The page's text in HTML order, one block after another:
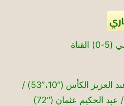
أهداف الأولمبي : أحمد عبد العزيز الكأس (“10،”53) /
/ عبد الحكيم عثمان (“72)